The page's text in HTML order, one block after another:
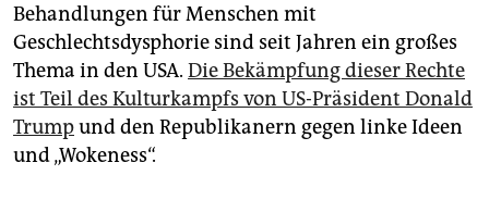
Behandlungen für Menschen mit
Geschlechtsdysphorie sind seit Jahren ein großes
Thema in den USA. Die Bekämpfung dieser Rechte
ist Teil des Kulturkampfs von US-Präsident Donald
Trumpund den Republikanern gegen linke Ideen
und „Wokeness“.